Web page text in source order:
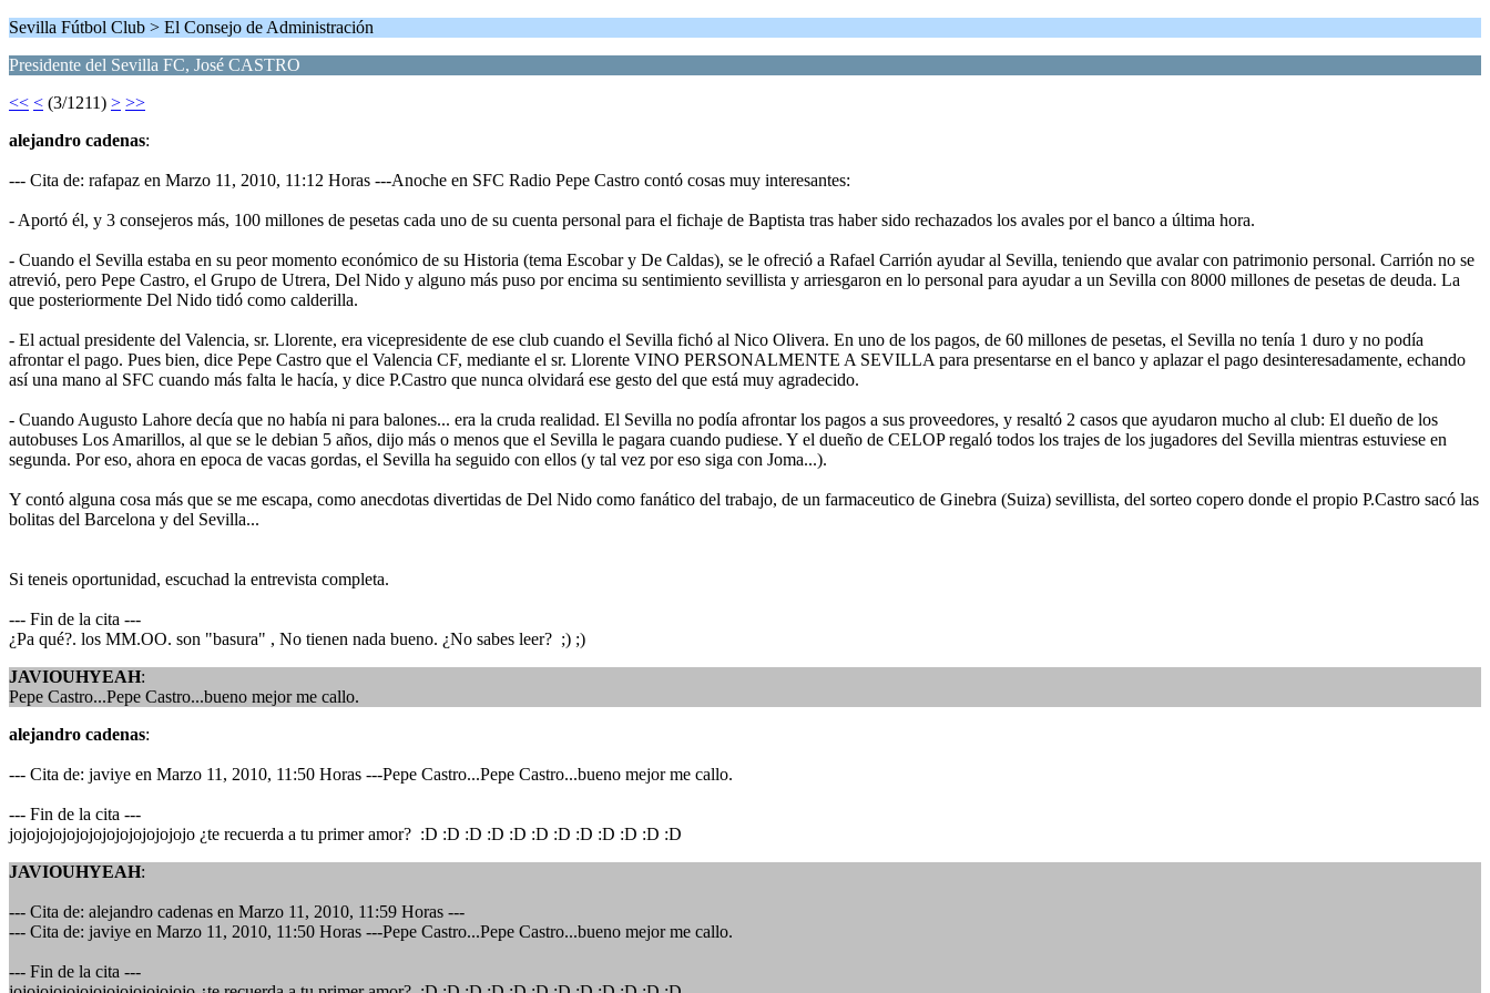
Sevilla Fútbol Club > El Consejo de Administración
Presidente del Sevilla FC, José CASTRO
<< < (3/1211) > >>
alejandro cadenas:
--- Cita de: rafapaz en Marzo 11, 2010, 11:12 Horas ---Anoche en SFC Radio Pepe Castro contó cosas muy interesantes:
- Aportó él, y 3 consejeros más, 100 millones de pesetas cada uno de su cuenta personal para el fichaje de Baptista tras haber sido rechazados los avales por el banco a última hora.
- Cuando el Sevilla estaba en su peor momento económico de su Historia (tema Escobar y De Caldas), se le ofreció a Rafael Carrión ayudar al Sevilla, teniendo que avalar con patrimonio personal. Carrión no se
atrevió, pero Pepe Castro, el Grupo de Utrera, Del Nido y alguno más puso por encima su sentimiento sevillista y arriesgaron en lo personal para ayudar a un Sevilla con 8000 millones de pesetas de deuda. La
que posteriormente Del Nido tidó como calderilla.
- El actual presidente del Valencia, sr. Llorente, era vicepresidente de ese club cuando el Sevilla fichó al Nico Olivera. En uno de los pagos, de 60 millones de pesetas, el Sevilla no tenía 1 duro y no podía
afrontar el pago. Pues bien, dice Pepe Castro que el Valencia CF, mediante el sr. Llorente VINO PERSONALMENTE A SEVILLA para presentarse en el banco y aplazar el pago desinteresadamente, echando
así una mano al SFC cuando más falta le hacía, y dice P.Castro que nunca olvidará ese gesto del que está muy agradecido.
- Cuando Augusto Lahore decía que no había ni para balones... era la cruda realidad. El Sevilla no podía afrontar los pagos a sus proveedores, y resaltó 2 casos que ayudaron mucho al club: El dueño de los
autobuses Los Amarillos, al que se le debian 5 años, dijo más o menos que el Sevilla le pagara cuando pudiese. Y el dueño de CELOP regaló todos los trajes de los jugadores del Sevilla mientras estuviese en
segunda. Por eso, ahora en epoca de vacas gordas, el Sevilla ha seguido con ellos (y tal vez por eso siga con Joma...).
Y contó alguna cosa más que se me escapa, como anecdotas divertidas de Del Nido como fanático del trabajo, de un farmaceutico de Ginebra (Suiza) sevillista, del sorteo copero donde el propio P.Castro sacó las
bolitas del Barcelona y del Sevilla...
Si teneis oportunidad, escuchad la entrevista completa.
--- Fin de la cita ---
¿Pa qué?. los MM.OO. son "basura" , No tienen nada bueno. ¿No sabes leer? ;) ;)
JAVIOUHYEAH:
Pepe Castro...Pepe Castro...bueno mejor me callo.
alejandro cadenas:
--- Cita de: javiye en Marzo 11, 2010, 11:50 Horas ---Pepe Castro...Pepe Castro...bueno mejor me callo.
--- Fin de la cita ---
jojojojojojojojojojojojojojo ¿te recuerda a tu primer amor? :D :D :D :D :D :D :D :D :D :D :D :D
JAVIOUHYEAH:
--- Cita de: alejandro cadenas en Marzo 11, 2010, 11:59 Horas ---
--- Cita de: javiye en Marzo 11, 2010, 11:50 Horas ---Pepe Castro...Pepe Castro...bueno mejor me callo.
--- Fin de la cita ---